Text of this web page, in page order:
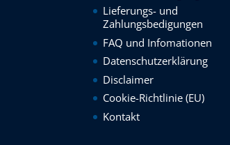
Lieferungs- und
Zahlungsbedigungen
FAQ und Infomationen
Datenschutzerklärung
Disclaimer
Cookie-Richtlinie (EU)
Kontakt